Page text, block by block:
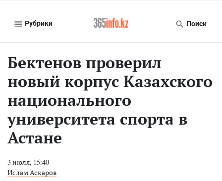
Рубрики Поиск
Бектенов проверил
новый корпус Казахского
национального
университета спорта в
Астане
3 июля, 15:40
Ислам Аскаров